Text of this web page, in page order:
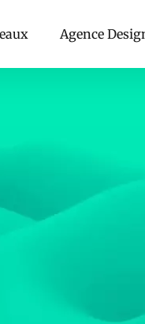
Agence